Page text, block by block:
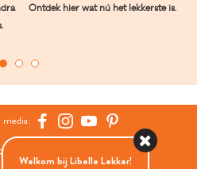
Ontdek hier wat nú het lekkerste is.
media:
Media Group
Welkom bij Libelle Lekker!